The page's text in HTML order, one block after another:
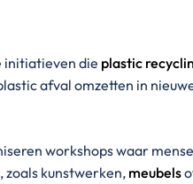
initiatieven die plastic
afval omzetten in
workshops waar
zoals kunstwerken, meubels